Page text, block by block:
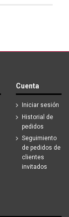
Cuenta
Iniciar sesión
Historial de
pedidos
Seguimiento
de pedidos de
clientes
invitados